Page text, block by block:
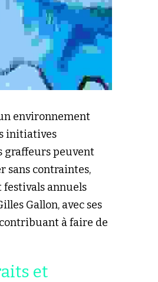
environnement
initiatives
graffeurs peuvent
sans contraintes,
annuels
Gallon, avec ses
à faire de
et